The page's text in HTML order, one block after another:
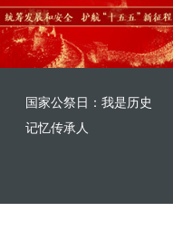
国家公祭日：我是历史
记忆传承人